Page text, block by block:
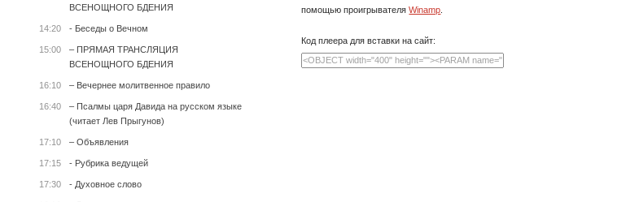
ВСЕНОЩНОГО БДЕНИЯ
14:20 - Беседы о Вечном
15:00
– ПРЯМАЯ ТРАНСЛЯЦИЯ
ВСЕНОЩНОГО БДЕНИЯ
16:10 – Вечернее молитвенное правило
16:40
– Псалмы царя Давида на русском языке
(читает Лев Прыгунов)
17:10 – Объявления
17:15 - Рубрика ведущей
17:30 - Духовное слово
помощью проигрывателяWinamp.
Код плеера для вставки на сайт: